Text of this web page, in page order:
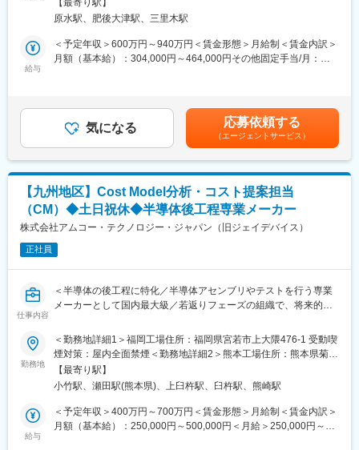
「半導体」。当社はその半導体製造の中でも「後工程」と呼ばれ
ベルの最先端技術と生産規模・ノウハウを有し、各国の大手メー
カーとパートナーシップを築きながら、高品質な半導体を通じて
ットワーク関連など多様な最終製品に搭載されています。中でも
自動車領域には強みがあり、業界内で車載製品は世界トップシェ
アを誇ります。
変更の範囲：会社の定める業務
の中核／異業界からの転職者多数】
◆業務内容
半導体製造装置のテクニカルサポートをお任せします。
ら、装置メンテナンスや装置トラブルの対応、お客さまのニーズ
に応じた装置のカスタマイズや改良、開発生産拠点における既存
装置の改善・改良などを幅広くお任せします。
ィールドエンジニアには高い知識と技術力が求められます。時に
はプロジェクトマネージャーのような役割を持ち、自身の工夫次
第ではさまざまな改善提案をすることが可能です。
きな不具合が生じた際には、その要因を探るべく自ら装置の分
析・解析を行い、専門領域のエンジニアと協力して解決策を講じ
◆魅力
国内での育成期間を経て海外経験を積める可能性が高く、既存拠
点に加えて新たなビジネスフィールドにおける顧客サポートを通
じて、グローバルなキャリア形成が可能です。
・企業名：東京エレクトロン九州株式会社
・形態：在籍出向
原水駅、肥後大津駅、三里木駅
給与
＜予定年収＞600万円～940万円＜賃金形態＞月給制＜賃金内訳＞
月額（基本給）：304,000円～464,000円その他固定手当/月：
くまでも目安の金額であり、選考を通じて上下する可能性があり
ます。月給(月額)は固定手当を含めた表記です。
気になる 応募依頼する
（エージェントサービス）
【九州地区】Cost Model分析・コスト提案担当
（CM）◆土日祝休◆半導体後工程専業メーカー
株式会社アムコー・テクノロジー・ジャパン（旧ジェイデバイス）
正社員
仕事内容
＜半導体の後工程に特化／半導体アセンブリやテストを行う専業
メーカーとして国内最大級／若返りフェーズの組織で、将来的な
■業務概要
◇製造プロセスにかかるコストの決定要素をシステム化し、Cost
Modelを生成・分析するポジションです。
◇生成されたCost Modelをもとに、競争力のあるコスト提案を行
い、新規商談のスピーディなコスティングに貢献していただきま
す。
◇海外拠点（Amkor World Wide）と連携しながら、グローバルな
勤務地
＜勤務地詳細1＞福岡工場住所：福岡県宮若市上大隈476-1 受動喫
煙対策：屋内全面禁煙＜勤務地詳細2＞熊本工場住所：熊本県菊池
郡大津町高尾野272-10 受動喫煙対策：屋内全面禁煙＜勤務地詳細
3＞臼杵工場住所：大分県臼杵市大字福良字竹ヶ下1913番2 受動
【最寄り駅】
小竹駅、瀬田駅(熊本県)、上臼杵駅、臼杵駅、熊崎駅
給与
＜予定年収＞400万円～700万円＜賃金形態＞月給制＜賃金内訳＞
月額（基本給）：250,000円～500,000円＜月給＞250,000円～